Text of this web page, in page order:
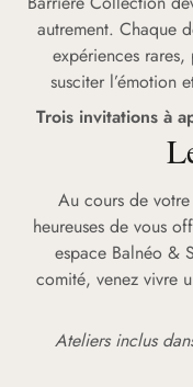
autrement. Chaque
expériences
susciter l’émotion
Trois invitations à
Au cours de
heureuses de vous
espace Balnéo &
comité, venez vivre
Ateliers inclus